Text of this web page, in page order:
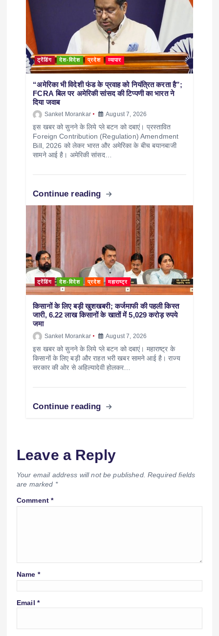
ट्रेंडिंग देश-विदेश प्रदेश व्यापार
“अमेरिका भी विदेशी फंड के प्रवाह को नियंत्रित करता है”;
FCRA बिल पर अमेरिकी सांसद की टिप्पणी का भारत ने
दिया जवाब
Sanket Morankar August 7, 2026
इस खबर को सुनने के लिये प्ले बटन को दबाएं। प्रस्तावित
Foreign Contribution (Regulation) Amendment
Bill, 2026 को लेकर भारत और अमेरिका के बीच बयानबाजी
सामने आई है। अमेरिकी सांसद…
Continue reading
ट्रेंडिंग देश-विदेश प्रदेश महाराष्ट्र
किसानों के लिए बड़ी खुशखबरी; कर्जमाफी की पहली किस्त
जारी, 6.22 लाख किसानों के खातों में 5,029 करोड़ रुपये
जमा
Sanket Morankar August 7, 2026
इस खबर को सुनने के लिये प्ले बटन को दबाएं। महाराष्ट्र के
किसानों के लिए बड़ी और राहत भरी खबर सामने आई है। राज्य
सरकार की ओर से अहिल्यादेवी होलकर…
Continue reading
Leave a Reply
Your email address will not be published. Required fields
are marked *
Comment*
Name *
Email *